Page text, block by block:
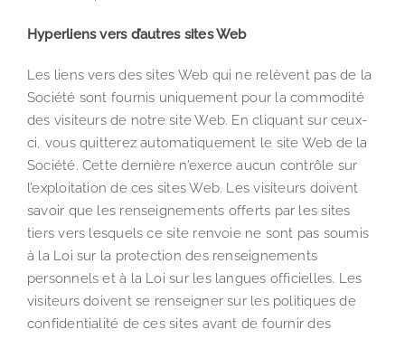
Hyperliens vers d’autres sites Web
Les liens vers des sites Web qui ne relèvent pas de la
Société sont fournis uniquement pour la commodité
des visiteurs de notre site Web. En cliquant sur ceux-
ci, vous quitterez automatiquement le site Web de la
Société. Cette dernière n’exerce aucun contrôle sur
l’exploitation de ces sites Web. Les visiteurs doivent
savoir que les renseignements offerts par les sites
tiers vers lesquels ce site renvoie ne sont pas soumis
à la Loi sur la protection des renseignements
personnels et à la Loi sur les langues officielles. Les
visiteurs doivent se renseigner sur les politiques de
confidentialité de ces sites avant de fournir des